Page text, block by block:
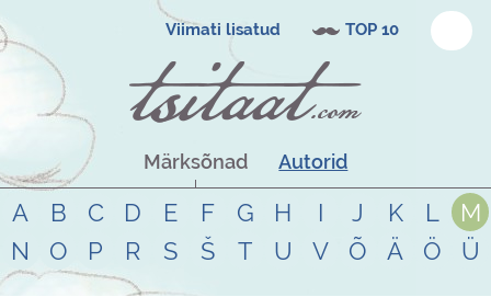
Viimati lisatud TOP 10
Märksõnad Autorid
A B C D E F G H I J K L
M
N
O P R S Š T U V Õ Ä Ö Ü